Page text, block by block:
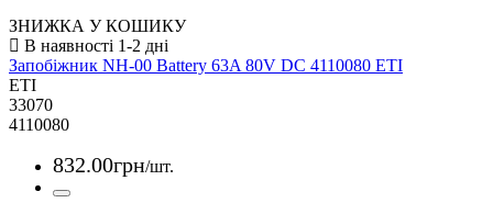
ЗНИЖКА У КОШИКУ
Запобіжник NH-00 Battery 63A 80V DC 4110080 ETI
ETI
33070
4110080
832.00грн/шт.